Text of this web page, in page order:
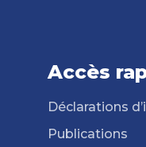
Accès
Déclarations
Publications